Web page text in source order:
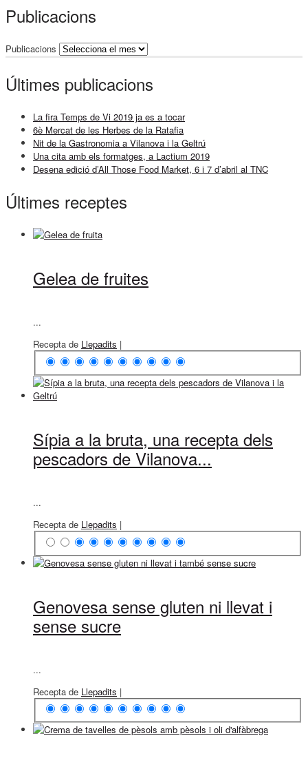
Publicacions
Publicacions
Últimes publicacions
La fira Temps de Vi 2019 ja es a tocar
6è Mercat de les Herbes de la Ratafia
Nit de la Gastronomia a Vilanova i la Geltrú
Una cita amb els formatges, a Lactium 2019
Desena edició d’All Those Food Market, 6 i 7 d’abril al TNC
Últimes receptes
Gelea de fruites
...
Recepta de Llepadits |
Sípia a la bruta, una recepta dels
pescadors de Vilanova...
...
Recepta de Llepadits |
Genovesa sense gluten ni llevat i
sense sucre
...
Recepta de Llepadits |